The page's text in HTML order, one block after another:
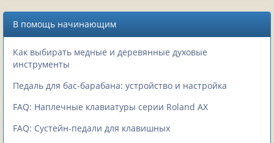
В помощь начинающим
Как выбирать медные и деревянные духовые
инструменты
Педаль для бас-барабана: устройство и настройка
FAQ: Наплечные клавиатуры серии Roland AX
FAQ: Сустейн-педали для клавишных